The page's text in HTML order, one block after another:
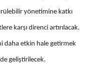
yönetimine katkı
karşı direnci artırılacak.
daha etkin hale getirmek
geliştirilecek.